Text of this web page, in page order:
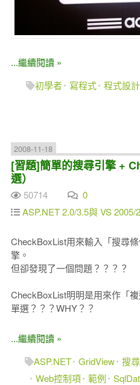
...繼續閱讀 »
初學者
寫程式 程式設
2008-11-18
[習題]簡單的搜尋引擎 +
選）
50714
0
ASP.NET 2.0/3.5與 VS 2005/
CheckBoxList用來輸入「搜尋
擎。
但卻發現了一個問題？？？？
CheckBoxList明明是用來作「
單選？？？WHY？？
...繼續閱讀 »
ASP.NET GridView 搜
Web控制項 範例